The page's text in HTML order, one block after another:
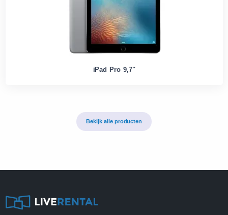
iPad Pro 9,7"
Bekijk alle producten